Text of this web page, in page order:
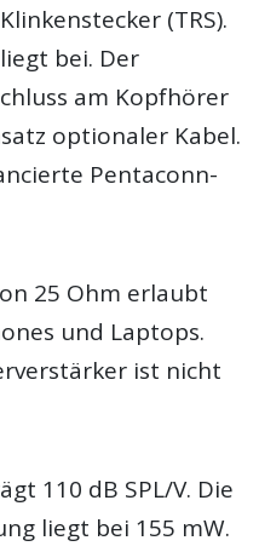
(TRS).
bei. Der
am Kopfhörer
optionaler Kabel.
Pentaconn-
25 Ohm erlaubt
und Laptops.
ist nicht
110 dB SPL/V. Die
liegt bei 155 mW.